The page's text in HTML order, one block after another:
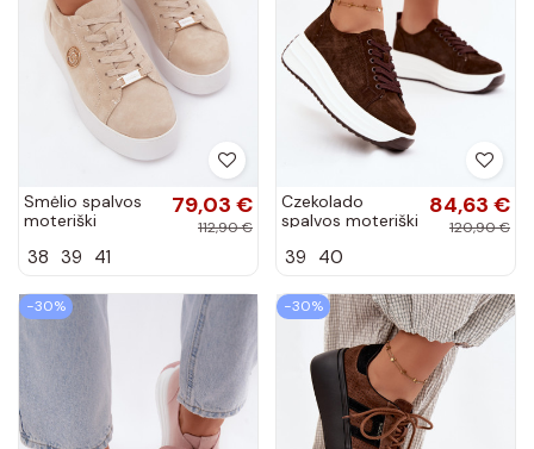
Smėlio spalvos
moteriški
dirbtinės zomšos
Dainty
79,03 €
112,90 €
38 39 41
Czekolado
spalvos moteriški
dirbtinės zomšos
Inaya
84,63 €
120,90 €
39 40
−30% −30%